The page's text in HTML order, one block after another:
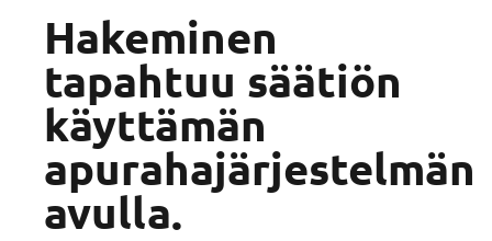
Hakeminen
tapahtuu säätiön
käyttämän
apurahajärjestelmän
avulla.